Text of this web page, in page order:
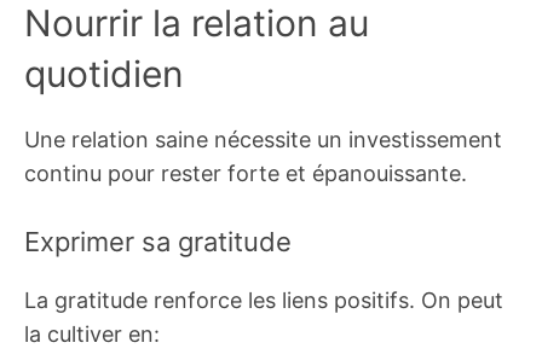
Nourrir la relation au
quotidien
Une relation saine nécessite un investissement
continu pour rester forte et épanouissante.
Exprimer sa gratitude
La gratitude renforce les liens positifs. On peut
la cultiver en: